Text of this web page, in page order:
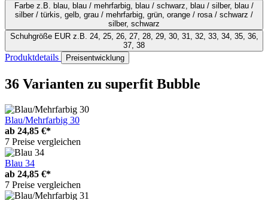
Farbe
silber / türkis, gelb, grau / mehrfarbig, grün, orange / rosa / schwarz /
silber, schwarz
Schuhgröße EURz.B. 24, 25, 26, 27, 28, 29, 30, 31, 32, 33, 34, 35, 36,
37, 38
Produktdetails Preisentwicklung
36 Varianten zu superfit Bubble
Blau/Mehrfarbig 30
ab 24,85 €*
7 Preise vergleichen
Blau 34
ab 24,85 €*
7 Preise vergleichen